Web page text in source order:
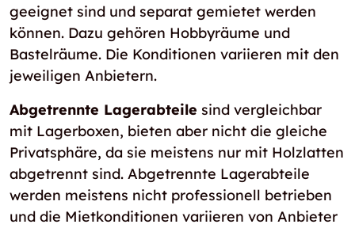
geeignet sind und separat gemietet werden
können. Dazu gehören Hobbyräume und
Bastelräume. Die Konditionen variieren mit den
jeweiligen Anbietern.
Abgetrennte Lagerabteile sind vergleichbar
mit Lagerboxen, bieten aber nicht die gleiche
Privatsphäre, da sie meistens nur mit Holzlatten
abgetrennt sind. Abgetrennte Lagerabteile
werden meistens nicht professionell betrieben
und die Mietkonditionen variieren von Anbieter